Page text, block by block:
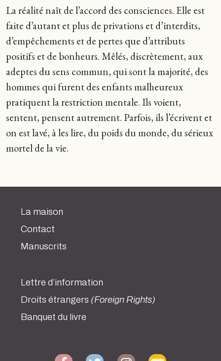
La réalité naît de l’accord des consciences. Elle est
faite d’autant et plus de privations et d’interdits,
d’empêchements et de pertes que d’attributs
positifs et de bonheurs. Mêlés, discrètement, aux
adeptes du sens commun, qui sont la majorité, des
hommes qui furent des enfants malheureux
pratiquent la restriction mentale. Ils voient,
sentent, pensent autrement. Parfois, ils l’écrivent et
on est lavé, à les lire, du poids du monde, du sérieux
mortel de la vie.
La maison
Contact
Manuscrits
Lettre d’information
Droits étrangers (Foreign Rights)
Banquet du livre